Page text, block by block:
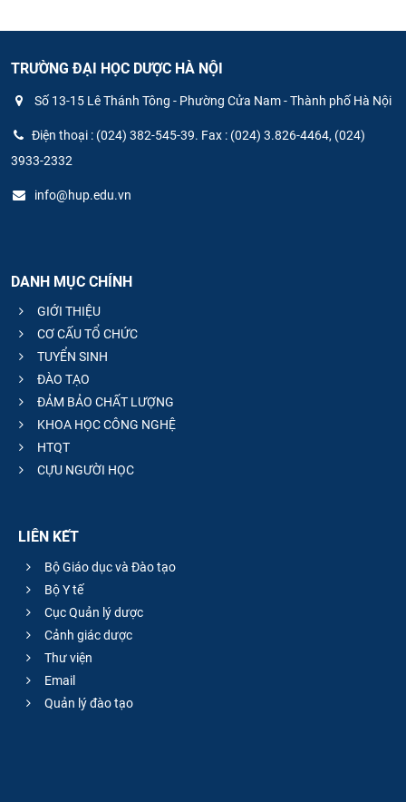
TRƯỜNG ĐẠI HỌC DƯỢC HÀ NỘI
Số 13-15 Lê Thánh Tông - Phường Cửa Nam - Thành phố Hà Nội
Điện thoại : (024) 382-545-39. Fax : (024) 3.826-4464, (024)
3933-2332
info@hup.edu.vn
DANH MỤC CHÍNH
GIỚI THIỆU
CƠ CẤU TỔ CHỨC
TUYỂN SINH
ĐÀO TẠO
ĐẢM BẢO CHẤT LƯỢNG
KHOA HỌC CÔNG NGHỆ
HTQT
CỰU NGƯỜI HỌC
LIÊN KẾT
Bộ Giáo dục và Đào tạo
Bộ Y tế
Cục Quản lý dược
Cảnh giác dược
Thư viện
Email
Quản lý đào tạo